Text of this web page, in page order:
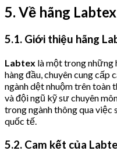
5. Về hãng Labtex
5.1. Giới thiệu hãng
Labtex là một trong những
hàng đầu, chuyên cung
ngành dệt nhuộm trên toàn
và đội ngũ kỹ sư chuyên
trong ngành thông qua
quốc tế.
5.2. Cam kết của